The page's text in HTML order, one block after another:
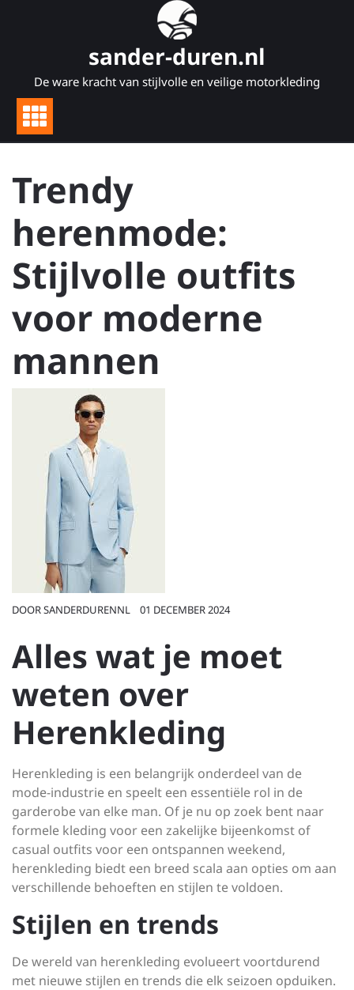
sander-duren.nl
De ware kracht van stijlvolle en veilige motorkleding
Trendy
herenmode:
Stijlvolle outfits
voor moderne
mannen
DOORSANDERDURENNL 01 DECEMBER 2024
Alles wat je moet
weten over
Herenkleding
Herenkleding is een belangrijk onderdeel van de
mode-industrie en speelt een essentiële rol in de
garderobe van elke man. Of je nu op zoek bent naar
formele kleding voor een zakelijke bijeenkomst of
casual outfits voor een ontspannen weekend,
herenkleding biedt een breed scala aan opties om aan
verschillende behoeften en stijlen te voldoen.
Stijlen en trends
De wereld van herenkleding evolueert voortdurend
met nieuwe stijlen en trends die elk seizoen opduiken.